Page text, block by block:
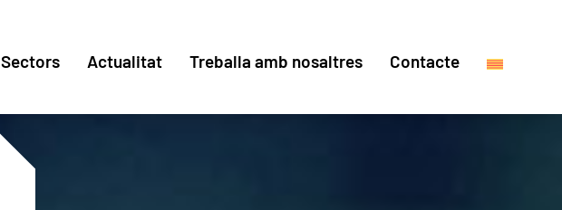
Sectors Actualitat Treballa amb nosaltres Contacte